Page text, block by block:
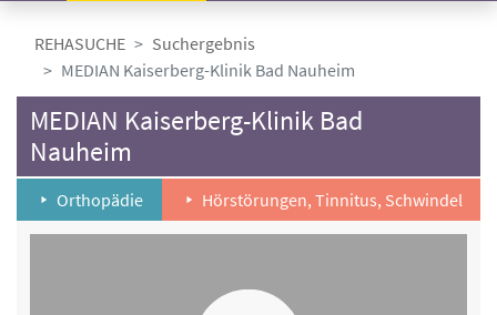
REHASUCHE
Suchergebnis
MEDIAN Kaiserberg-Klinik Bad Nauheim
MEDIAN Kaiserberg-Klinik Bad
Nauheim
Orthopädie Hörstörungen, Tinnitus, Schwindel